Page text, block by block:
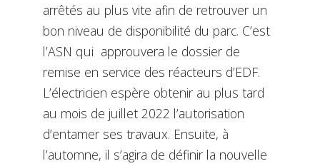
arrêtés au plus vite afin de retrouver un
bon niveau de disponibilité du parc. C’est
l’ASN qui approuvera le dossier de
remise en service des réacteurs d’EDF.
L’électricien espère obtenir au plus tard
au mois de juillet 2022 l’autorisation
d’entamer ses travaux. Ensuite, à
l’automne, il s’agira de définir la nouvelle